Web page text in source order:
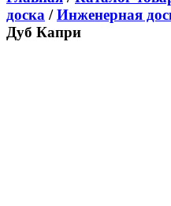
доска /Инженерная
Дуб Капри